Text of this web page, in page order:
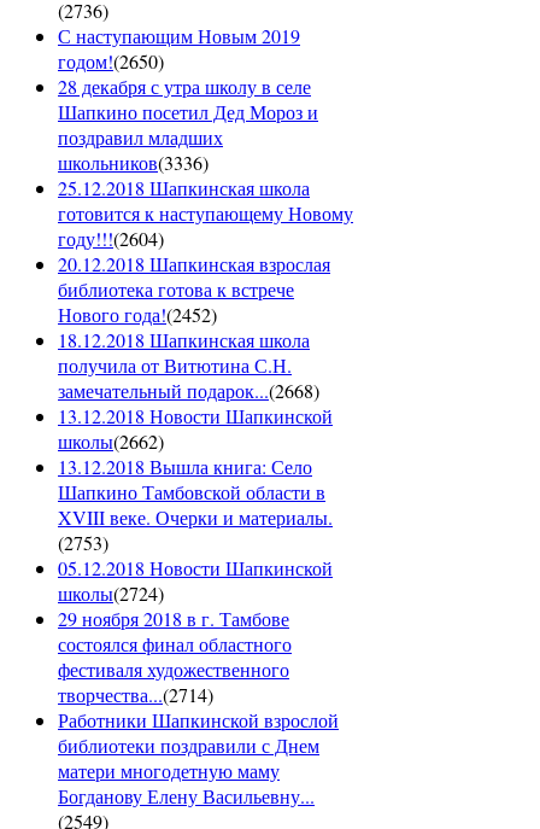
(2736)
С наступающим Новым 2019
годом!(2650)
28 декабря с утра школу в селе
Шапкино посетил Дед Мороз и
поздравил младших
школьников(3336)
25.12.2018 Шапкинская школа
готовится к наступающему Новому
году!!!(2604)
20.12.2018 Шапкинская взрослая
библиотека готова к встрече
Нового года!(2452)
18.12.2018 Шапкинская школа
получила от Витютина С.Н.
замечательный подарок...(2668)
13.12.2018 Новости Шапкинской
школы(2662)
13.12.2018 Вышла книга: Село
Шапкино Тамбовской области в
XVIII веке. Очерки и материалы.
(2753)
05.12.2018 Новости Шапкинской
школы(2724)
29 ноября 2018 в г. Тамбове
состоялся финал областного
фестиваля художественного
творчества...(2714)
Работники Шапкинской взрослой
библиотеки поздравили с Днем
матери многодетную маму
Богданову Елену Васильевну...
(2549)